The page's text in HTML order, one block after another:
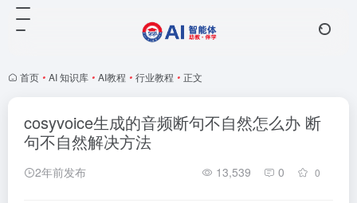
首页 • AI 知识库 • AI教程 • 行业教程 • 正文
cosyvoice生成的音频断句不自然怎么办 断
句不自然解决方法
2年前发布 13,539 0 0